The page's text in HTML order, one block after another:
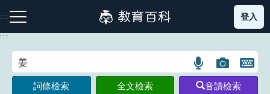
到
主
:::
注音索引圖示 筆畫索引圖示 部首索引表圖示
登入
:::
語
言
圖
片
開
詞條檢索 全文檢索 音讀檢索